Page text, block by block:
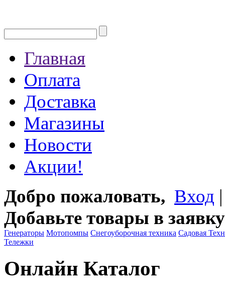
Главная
Оплата
Доставка
Магазины
Новости
Акции!
Добро пожаловать, Вход
Добавьте товары в заявку
Генераторы Мотопомпы Снегоуборочная техника Садовая
Тележки
Онлайн Каталог